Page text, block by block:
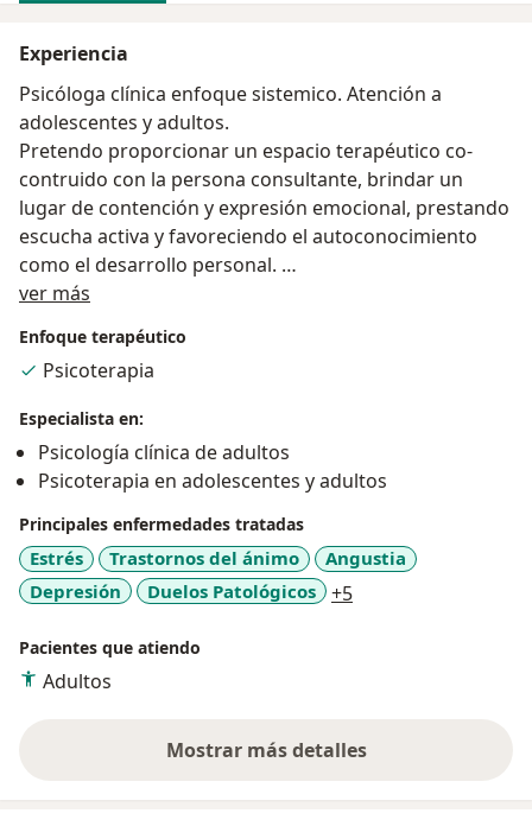
Experiencia
Psicóloga clínica enfoque sistemico. Atención a
adolescentes y adultos.
Pretendo proporcionar un espacio terapéutico co-
contruido con la persona consultante, brindar un
lugar de contención y expresión emocional, prestando
escucha activa y favoreciendo el autoconocimiento
como el desarrollo personal.
Experiencia clínica con adolescentes, adultos y
familias. Experiencia con trastornos del ánimo,
cuadros ansiosos, violencia, crisis personales,
Autoestima, dificultades interpersonales de decisiones
y tolerancia a la Frustración, transiciones a etapas del
desarrollo vital e integración de experiencias en la
historia de vida.
ver más
Enfoque terapéutico
Psicoterapia
Especialista en:
Psicología clínica de adultos
Psicoterapia en adolescentes y adultos
Principales enfermedades tratadas
Estrés Trastornos del ánimo
Angustia
Depresión
Duelos Patológicos +5
Pacientes que atiendo
Adultos
Mostrar más detalles
sobre la experiencia